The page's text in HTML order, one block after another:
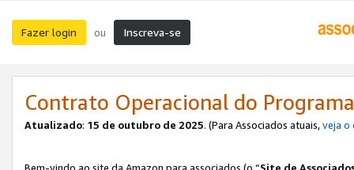
Fazer login ou Inscreva-se
Contrato Operacional do
Atualizado: 15 de outubro de 2025. (Para Associados atuais,veja o